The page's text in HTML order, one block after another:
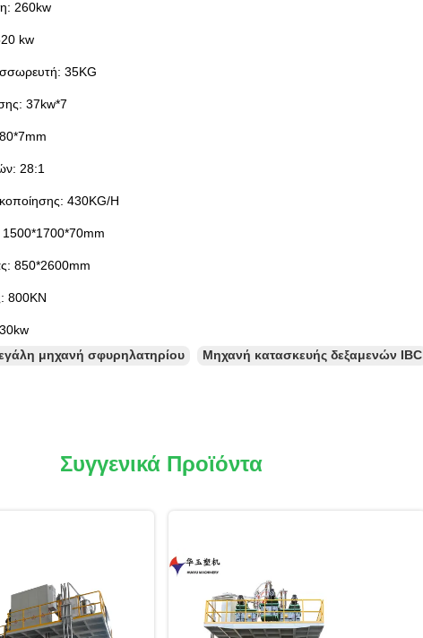
260kw
kw
35KG
37kw*7
28:1
430KG/H
850*2600mm
800KN
μηχανή σφυρηλατηρίου Μηχανή κατασκευής δεξαμενών IBC
Συγγενικά Προϊόντα